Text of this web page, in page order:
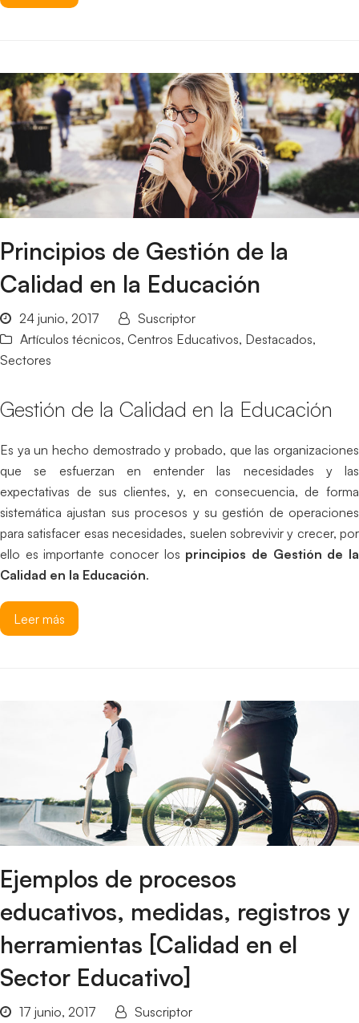
Principios de Gestión de la
Calidad en la Educación
24 junio, 2017
Suscriptor
Artículos técnicos, Centros Educativos, Destacados,
Sectores
Gestión de la Calidad en la Educación
Es ya un hecho demostrado y probado, que las organizaciones
que se esfuerzan en entender las necesidades y las
expectativas de sus clientes, y, en consecuencia, de forma
sistemática ajustan sus procesos y su gestión de operaciones
para satisfacer esas necesidades, suelen sobrevivir y crecer, por
ello es importante conocer los principios de Gestión de la
Calidad en la Educación.
Leer más
Ejemplos de procesos
educativos, medidas, registros y
herramientas [Calidad en el
Sector Educativo]
17 junio, 2017
Suscriptor